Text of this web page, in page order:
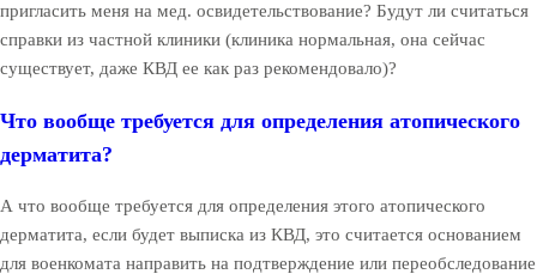
пригласить меня на мед. освидетельствование? Будут ли считаться
справки из частной клиники (клиника нормальная, она сейчас
существует, даже КВД ее как раз рекомендовало)?
Что вообще требуется для определения атопического
дерматита?
А что вообще требуется для определения этого атопического
дерматита, если будет выписка из КВД, это считается основанием
для военкомата направить на подтверждение или переобследование